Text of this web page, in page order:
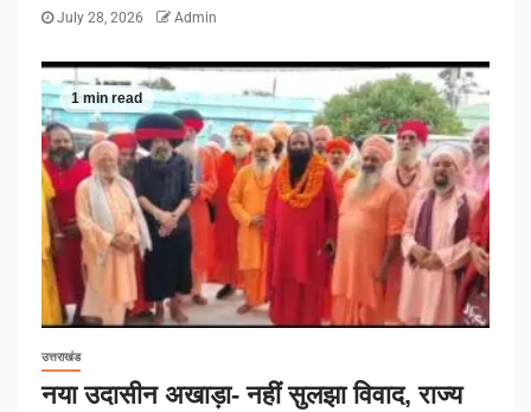
July 28, 2026 Admin
1 min read
उत्तराखंड
नया उदासीन अखाड़ा- नहीं सुलझा विवाद, राज्य